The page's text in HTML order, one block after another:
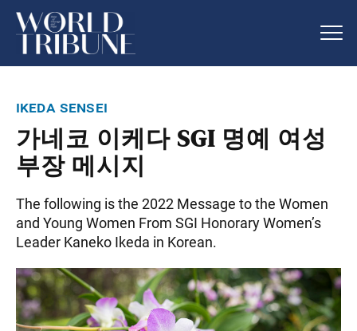
ikeda sensei
가네코 이케다 SGI 명예 여성
부장 메시지
The following is the 2022 Message to the Women
and Young Women From SGI Honorary Women’s
Leader Kaneko Ikeda in Korean.